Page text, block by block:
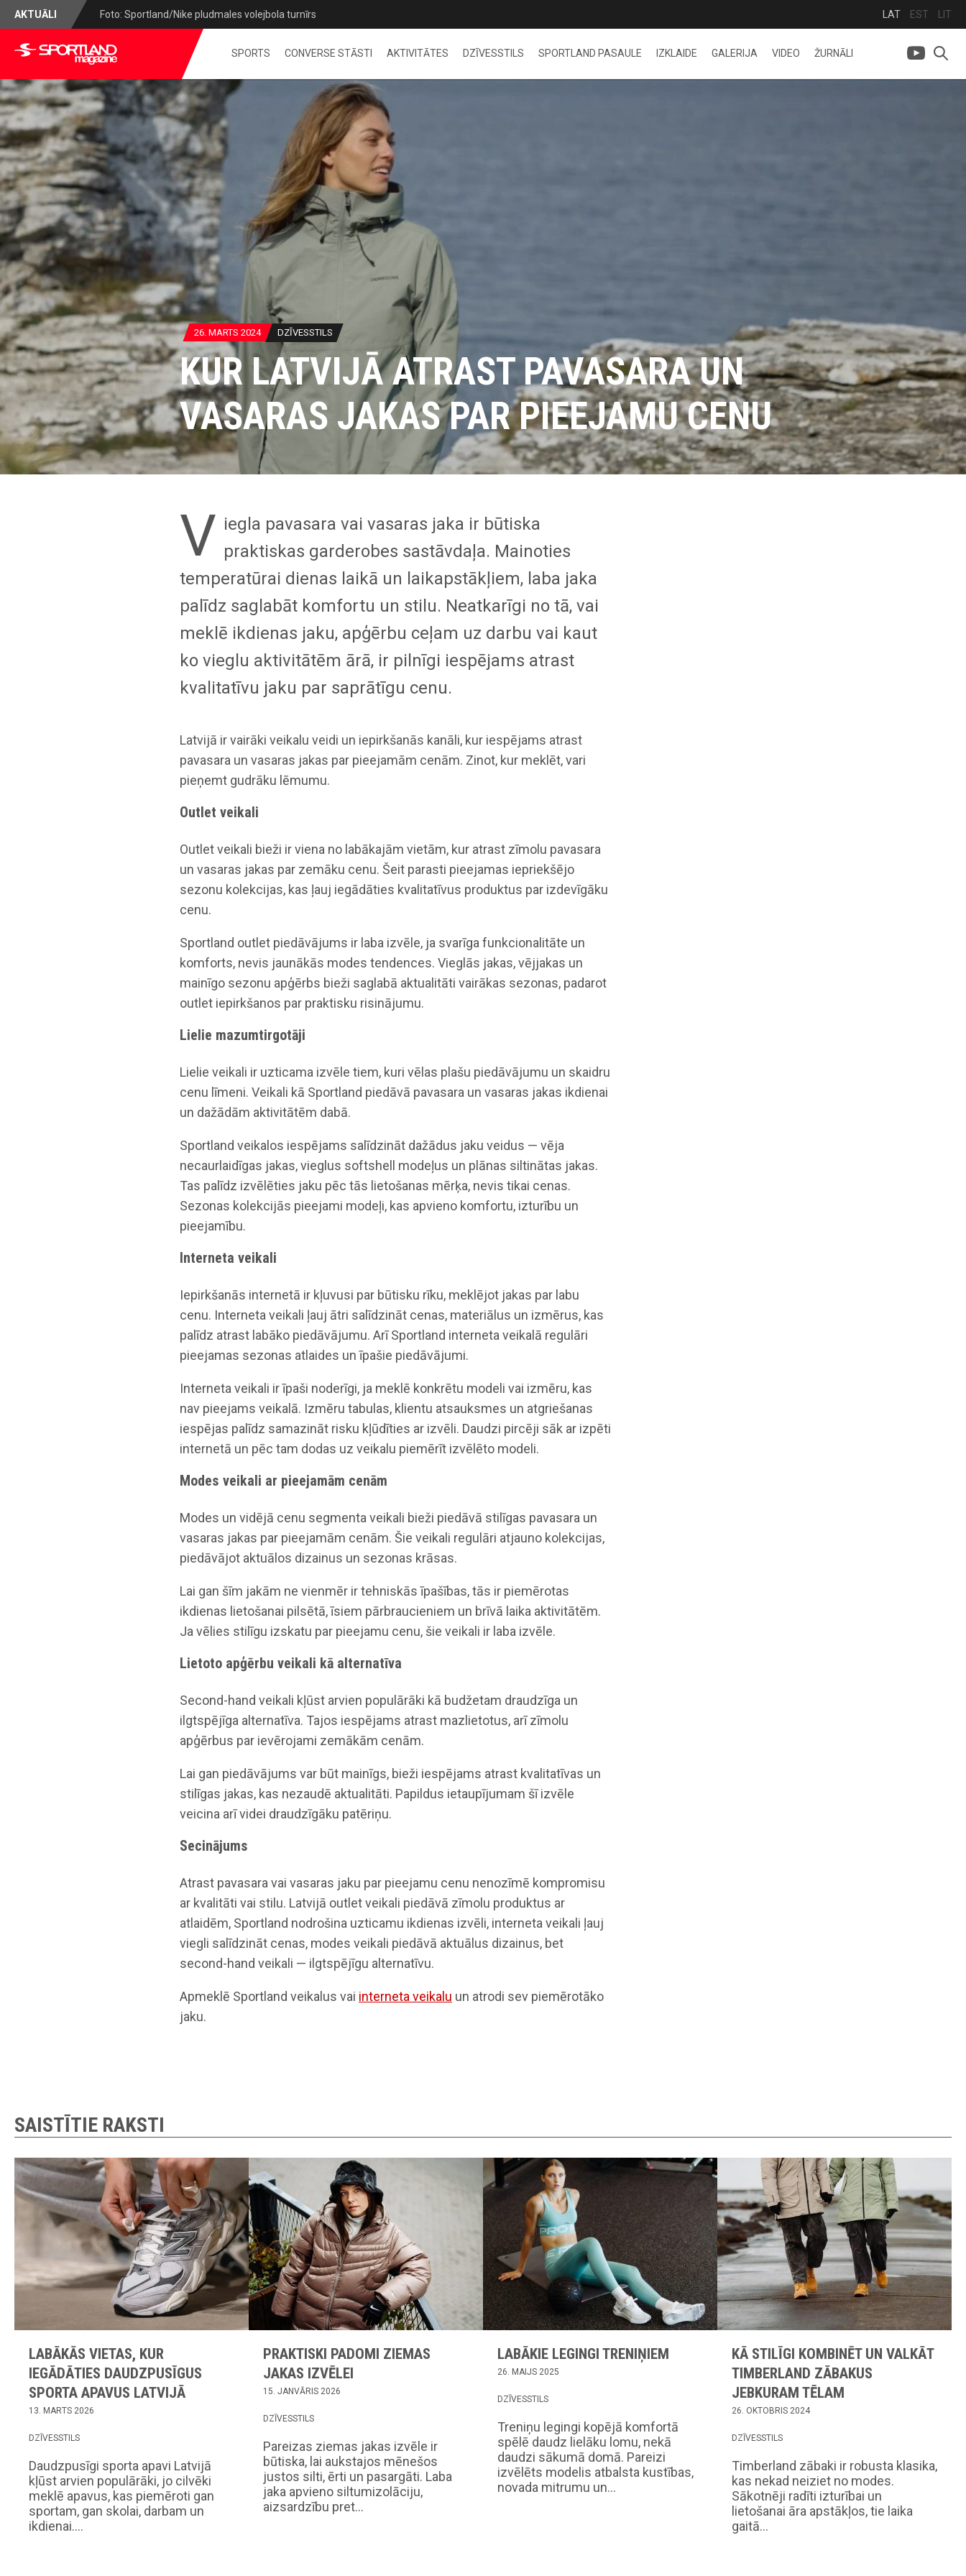
AKTUĀLI Foto: Sportland/Nike pludmales volejbola turnīrs LAT EST LIT
SPORTS CONVERSE STĀSTI AKTIVITĀTES DZĪVESSTILS SPORTLAND PASAULE IZKLAIDE GALERIJA VIDEO ŽURNĀLI
26. MARTS 2024 DZĪVESSTILS
KUR LATVIJĀ ATRAST PAVASARA UN
VASARAS JAKAS PAR PIEEJAMU CENU
V iegla pavasara vai vasaras jaka ir būtiska
praktiskas garderobes sastāvdaļa. Mainoties
temperatūrai dienas laikā un laikapstākļiem, laba jaka
palīdz saglabāt komfortu un stilu. Neatkarīgi no tā, vai
meklē ikdienas jaku, apģērbu ceļam uz darbu vai kaut
ko vieglu aktivitātēm ārā, ir pilnīgi iespējams atrast
kvalitatīvu jaku par saprātīgu cenu.
Latvijā ir vairāki veikalu veidi un iepirkšanās kanāli, kur iespējams atrast
pavasara un vasaras jakas par pieejamām cenām. Zinot, kur meklēt, vari
pieņemt gudrāku lēmumu.
Outlet veikali
Outlet veikali bieži ir viena no labākajām vietām, kur atrast zīmolu pavasara
un vasaras jakas par zemāku cenu. Šeit parasti pieejamas iepriekšējo
sezonu kolekcijas, kas ļauj iegādāties kvalitatīvus produktus par izdevīgāku
cenu.
Sportland outlet piedāvājums ir laba izvēle, ja svarīga funkcionalitāte un
komforts, nevis jaunākās modes tendences. Vieglās jakas, vējjakas un
mainīgo sezonu apģērbs bieži saglabā aktualitāti vairākas sezonas, padarot
outlet iepirkšanos par praktisku risinājumu.
Lielie mazumtirgotāji
Lielie veikali ir uzticama izvēle tiem, kuri vēlas plašu piedāvājumu un skaidru
cenu līmeni. Veikali kā Sportland piedāvā pavasara un vasaras jakas ikdienai
un dažādām aktivitātēm dabā.
Sportland veikalos iespējams salīdzināt dažādus jaku veidus — vēja
necaurlaidīgas jakas, vieglus softshell modeļus un plānas siltinātas jakas.
Tas palīdz izvēlēties jaku pēc tās lietošanas mērķa, nevis tikai cenas.
Sezonas kolekcijās pieejami modeļi, kas apvieno komfortu, izturību un
pieejamību.
Interneta veikali
Iepirkšanās internetā ir kļuvusi par būtisku rīku, meklējot jakas par labu
cenu. Interneta veikali ļauj ātri salīdzināt cenas, materiālus un izmērus, kas
palīdz atrast labāko piedāvājumu. Arī Sportland interneta veikalā regulāri
pieejamas sezonas atlaides un īpašie piedāvājumi.
Interneta veikali ir īpaši noderīgi, ja meklē konkrētu modeli vai izmēru, kas
nav pieejams veikalā. Izmēru tabulas, klientu atsauksmes un atgriešanas
iespējas palīdz samazināt risku kļūdīties ar izvēli. Daudzi pircēji sāk ar izpēti
internetā un pēc tam dodas uz veikalu piemērīt izvēlēto modeli.
Modes veikali ar pieejamām cenām
Modes un vidējā cenu segmenta veikali bieži piedāvā stilīgas pavasara un
vasaras jakas par pieejamām cenām. Šie veikali regulāri atjauno kolekcijas,
piedāvājot aktuālos dizainus un sezonas krāsas.
Lai gan šīm jakām ne vienmēr ir tehniskās īpašības, tās ir piemērotas
ikdienas lietošanai pilsētā, īsiem pārbraucieniem un brīvā laika aktivitātēm.
Ja vēlies stilīgu izskatu par pieejamu cenu, šie veikali ir laba izvēle.
Lietoto apģērbu veikali kā alternatīva
Second-hand veikali kļūst arvien populārāki kā budžetam draudzīga un
ilgtspējīga alternatīva. Tajos iespējams atrast mazlietotus, arī zīmolu
apģērbus par ievērojami zemākām cenām.
Lai gan piedāvājums var būt mainīgs, bieži iespējams atrast kvalitatīvas un
stilīgas jakas, kas nezaudē aktualitāti. Papildus ietaupījumam šī izvēle
veicina arī videi draudzīgāku patēriņu.
Secinājums
Atrast pavasara vai vasaras jaku par pieejamu cenu nenozīmē kompromisu
ar kvalitāti vai stilu. Latvijā outlet veikali piedāvā zīmolu produktus ar
atlaidēm, Sportland nodrošina uzticamu ikdienas izvēli, interneta veikali ļauj
viegli salīdzināt cenas, modes veikali piedāvā aktuālus dizainus, bet
second-hand veikali — ilgtspējīgu alternatīvu.
Apmeklē Sportland veikalus vai interneta veikalu un atrodi sev piemērotāko
jaku.
SAISTĪTIE RAKSTI
LABĀKĀS VIETAS, KUR
IEGĀDĀTIES DAUDZPUSĪGUS
SPORTA APAVUS LATVIJĀ
13. MARTS 2026
DZĪVESSTILS
Daudzpusīgi sporta apavi Latvijā
kļūst arvien populārāki, jo cilvēki
meklē apavus, kas piemēroti gan
sportam, gan skolai, darbam un
ikdienai.…
PRAKTISKI PADOMI ZIEMAS
JAKAS IZVĒLEI
15. JANVĀRIS 2026
DZĪVESSTILS
Pareizas ziemas jakas izvēle ir
būtiska, lai aukstajos mēnešos
justos silti, ērti un pasargāti. Laba
jaka apvieno siltumizolāciju,
aizsardzību pret…
LABĀKIE LEGINGI TRENIŅIEM
26. MAIJS 2025
DZĪVESSTILS
Treniņu legingi kopējā komfortā
spēlē daudz lielāku lomu, nekā
daudzi sākumā domā. Pareizi
izvēlēts modelis atbalsta kustības,
novada mitrumu un…
KĀ STILĪGI KOMBINĒT UN VALKĀT
TIMBERLAND ZĀBAKUS
JEBKURAM TĒLAM
26. OKTOBRIS 2024
DZĪVESSTILS
Timberland zābaki ir robusta klasika,
kas nekad neiziet no modes.
Sākotnēji radīti izturībai un
lietošanai āra apstākļos, tie laika
gaitā…